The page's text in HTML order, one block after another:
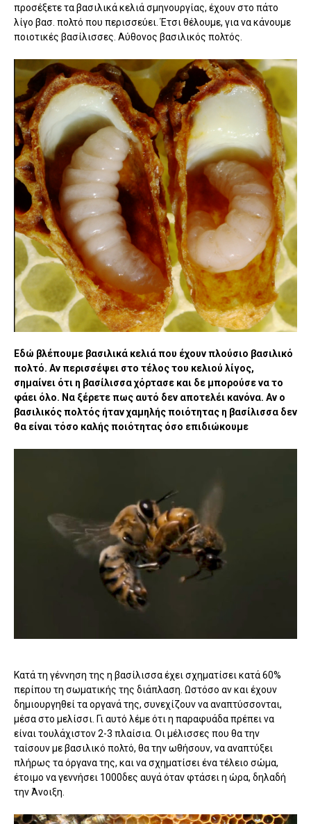
προσέξετε τα βασιλικά κελιά σμηνουργίας, έχουν στο πάτο
λίγο βασ. πολτό που περισσεύει. Έτσι θέλουμε, για να κάνουμε
ποιοτικές βασίλισσες. Αύθονος βασιλικός πολτός.
Εδώ βλέπουμε βασιλικά κελιά που έχουν πλούσιο βασιλικό
πολτό. Αν περισσέψει στο τέλος του κελιού λίγος,
σημαίνει ότι η βασίλισσα χόρτασε και δε μπορούσε να το
φάει όλο. Να ξέρετε πως αυτό δεν αποτελέι κανόνα. Αν ο
βασιλικός πολτός ήταν χαμηλής ποιότητας η βασίλισσα δεν
θα είναι τόσο καλής ποιότητας όσο επιδιώκουμε
Κατά τη γέννηση της η βασίλισσα έχει σχηματίσει κατά 60%
περίπου τη σωματικής της διάπλαση. Ωστόσο αν και έχουν
δημιουργηθεί τα οργανά της, συνεχίζουν να αναπτύσσονται,
μέσα στο μελίσσι. Γι αυτό λέμε ότι η παραφυάδα πρέπει να
είναι τουλάχιστον 2-3 πλαίσια. Οι μέλισσες που θα την
ταίσουν με βασιλικό πολτό, θα την ωθήσουν, να αναπτύξει
πλήρως τα όργανα της, και να σχηματίσει ένα τέλειο σώμα,
έτοιμο να γεννήσει 1000δες αυγά όταν φτάσει η ώρα, δηλαδή
την Άνοιξη.